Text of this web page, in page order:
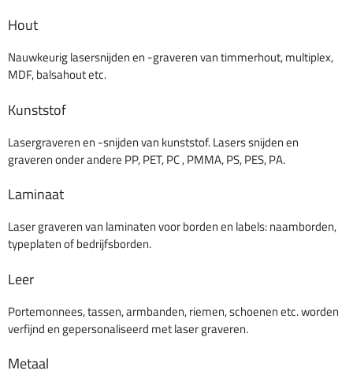
Hout
Nauwkeurig lasersnijden en -graveren van timmerhout, multiplex,
MDF, balsahout etc.
Kunststof
Lasergraveren en -snijden van kunststof. Lasers snijden en
graveren onder andere PP, PET, PC , PMMA, PS, PES, PA.
Laminaat
Laser graveren van laminaten voor borden en labels: naamborden,
typeplaten of bedrijfsborden.
Leer
Portemonnees, tassen, armbanden, riemen, schoenen etc. worden
verfijnd en gepersonaliseerd met laser graveren.
Metaal